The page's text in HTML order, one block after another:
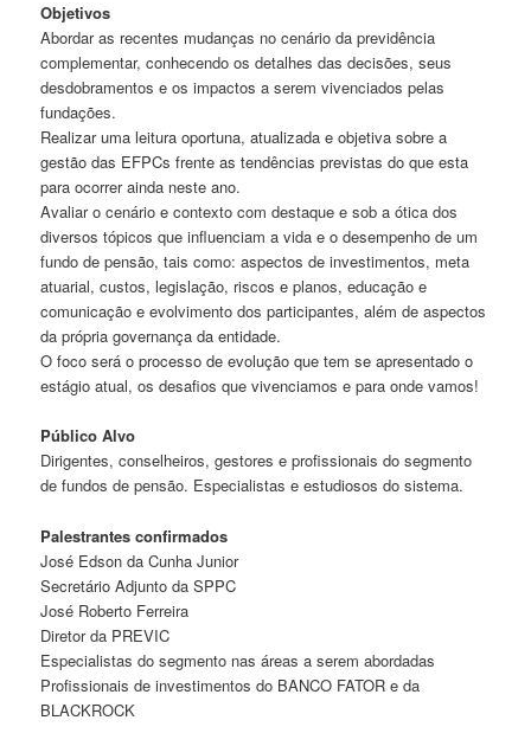
Objetivos
Abordar as recentes mudanças no cenário da previdência
complementar, conhecendo os detalhes das decisões, seus
desdobramentos e os impactos a serem vivenciados pelas
fundações.
Realizar uma leitura oportuna, atualizada e objetiva sobre a
gestão das EFPCs frente as tendências previstas do que esta
para ocorrer ainda neste ano.
Avaliar o cenário e contexto com destaque e sob a ótica dos
diversos tópicos que influenciam a vida e o desempenho de um
fundo de pensão, tais como: aspectos de investimentos, meta
atuarial, custos, legislação, riscos e planos, educação e
comunicação e evolvimento dos participantes, além de aspectos
da própria governança da entidade.
O foco será o processo de evolução que tem se apresentado o
estágio atual, os desafios que vivenciamos e para onde vamos!
Público Alvo
Dirigentes, conselheiros, gestores e profissionais do segmento
de fundos de pensão. Especialistas e estudiosos do sistema.
Palestrantes confirmados
José Edson da Cunha Junior
Secretário Adjunto da SPPC
José Roberto Ferreira
Diretor da PREVIC
Especialistas do segmento nas áreas a serem abordadas
Profissionais de investimentos do BANCO FATOR e da
BLACKROCK